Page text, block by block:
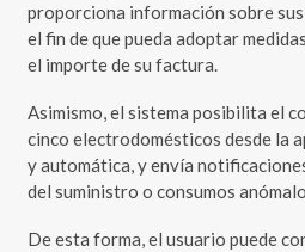
proporciona información sobre sus
el fin de que pueda adoptar
el importe de su factura.
Asimismo, el sistema posibilita el
cinco electrodomésticos desde la
y automática, y envía
del suministro o consumos
De esta forma, el usuario puede